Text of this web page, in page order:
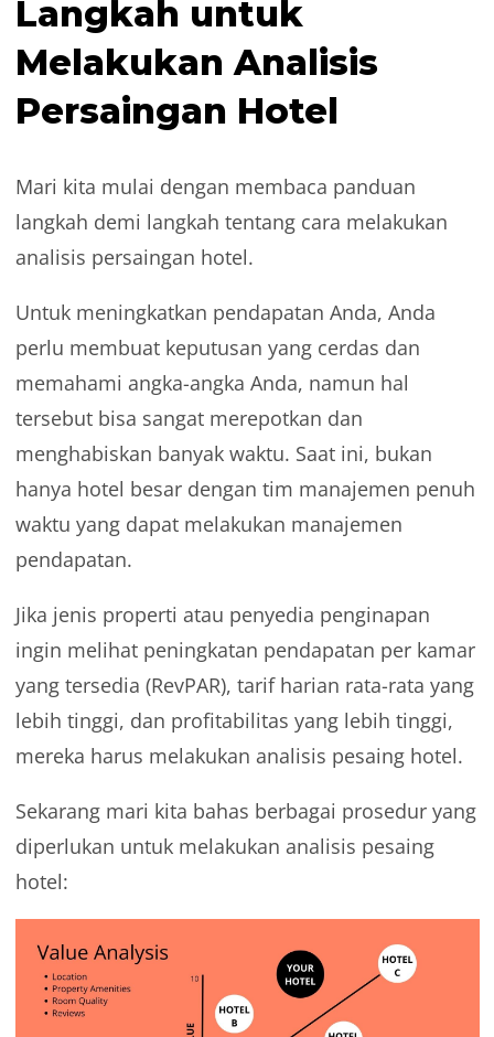
Langkah untuk
Melakukan Analisis
Persaingan Hotel
Mari kita mulai dengan membaca panduan
langkah demi langkah tentang cara melakukan
analisis persaingan hotel.
Untuk meningkatkan pendapatan Anda, Anda
perlu membuat keputusan yang cerdas dan
memahami angka-angka Anda, namun hal
tersebut bisa sangat merepotkan dan
menghabiskan banyak waktu. Saat ini, bukan
hanya hotel besar dengan tim manajemen penuh
waktu yang dapat melakukan manajemen
pendapatan.
Jika jenis properti atau penyedia penginapan
ingin melihat peningkatan pendapatan per kamar
yang tersedia (RevPAR), tarif harian rata-rata yang
lebih tinggi, dan profitabilitas yang lebih tinggi,
mereka harus melakukan analisis pesaing hotel.
Sekarang mari kita bahas berbagai prosedur yang
diperlukan untuk melakukan analisis pesaing
hotel: